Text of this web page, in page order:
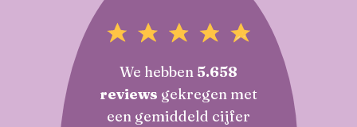
We hebben 5.658
reviews gekregen met
een gemiddeld cijfer